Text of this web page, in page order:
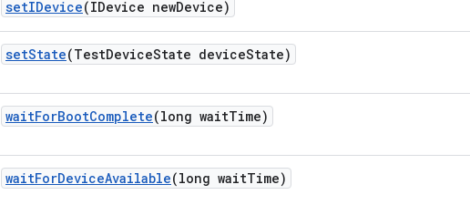
setIDevice(IDevice newDevice)
setState(TestDeviceState deviceState)
waitForBootComplete(long waitTime)
waitForDeviceAvailable(long waitTime)